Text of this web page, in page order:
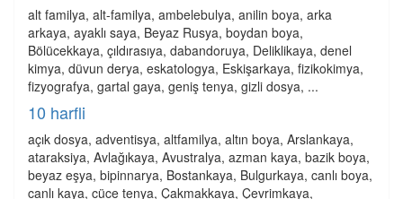
alt familya, alt-familya, ambelebulya, anilin boya, arka
arkaya, ayaklı saya, Beyaz Rusya, boydan boya,
Bölücekkaya, çıldırasıya, dabandoruya, Deliklikaya, denel
kimya, düvun derya, eskatologya, Eskişarkaya, fizikokimya,
fizyografya, gartal gaya, geniş tenya, gizli dosya, ...
10 harfli
açık dosya, adventisya, altfamilya, altın boya, Arslankaya,
ataraksiya, Avlağıkaya, Avustralya, azman kaya, bazik boya,
beyaz eşya, bipinnarya, Bostankaya, Bulgurkaya, canlı boya,
canlı kaya, cüce tenya, Çakmakkaya, Çevrimkaya,